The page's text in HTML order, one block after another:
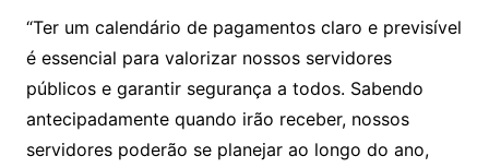
“Ter um calendário de pagamentos claro e previsível
é essencial para valorizar nossos servidores
públicos e garantir segurança a todos. Sabendo
antecipadamente quando irão receber, nossos
servidores poderão se planejar ao longo do ano,